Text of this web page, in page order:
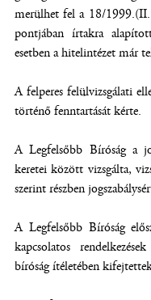
merülhet fel a 18/
pontjában írtakra
esetben a hitelintézet már
A felperes felülvizsgálati
történő fenntartását kérte.
A Legfelsőbb Bíróság a
keretei között vizsgálta,
szerint részben
A Legfelsőbb Bíróság
kapcsolatos
bíróság ítéletében